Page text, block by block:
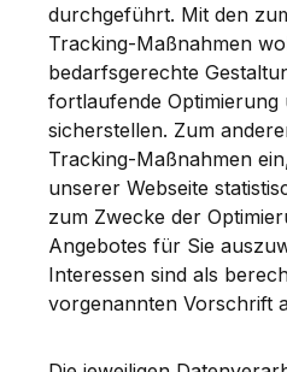
durchgeführt. Mit den
Tracking-Maßnahmen
bedarfsgerechte
fortlaufende Optimierung
sicherstellen. Zum
Tracking-Maßnahmen
unserer Webseite
zum Zwecke der
Angebotes für Sie
Interessen sind als
vorgenannten Vorschrift